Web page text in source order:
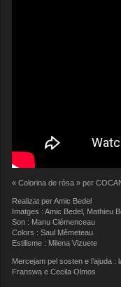
« Colorina de ròsa » per
Realizat per Amic Bedel
Imatges : Amic Bedel, Mathieu
Son : Manu Clémenceau
Colors : Saul Mêmeteau
Estilisme : Milena Vizuete
Mercejam pel sosten e l’ajuda
Franswa e Cecila Olmos